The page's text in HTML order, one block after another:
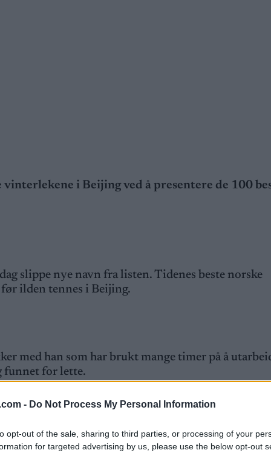
- Do Not Process My Personal Information
opt-out of the sale, sharing to third parties, or processing of your
for targeted advertising by us, please use the below opt-out
i Beijing ved å presentere de 100
slippe nye navn fra listen. Tidenes beste norske
ilden tennes i Beijing.
med han som har brukt mange timer på å
funnet for lette.
Marcialonga. Jeg har ikke så mange timer med ski
foran TVen, forklarer Fisketjøn.